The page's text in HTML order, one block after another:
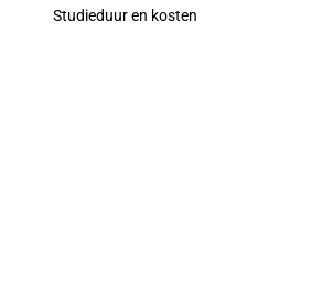
Studieduur en kosten